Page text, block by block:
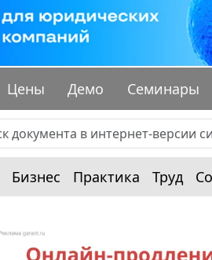
Цены Демо Семинары
Бизнес Практика Труд